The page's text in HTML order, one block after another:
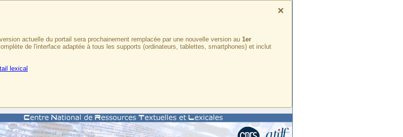
×
actuelle du portail sera prochainement remplacée par une nouvelle version au 1er
de l'interface adaptée à tous les supports (ordinateurs, tablettes, smartphones) et inclut
lexical